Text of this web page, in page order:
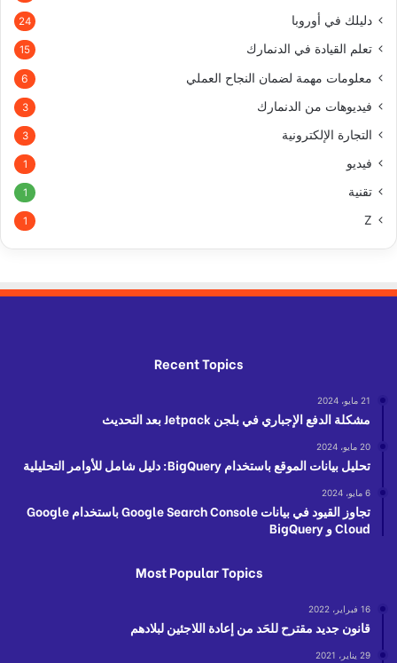
دليلك في أوروبا 24
تعلم القيادة في الدنمارك 15
معلومات مهمة لضمان النجاح العملي 6
فيديوهات من الدنمارك 3
التجارة الإلكترونية 3
فيديو 1
تقنية 1
Z
1
Recent Topics
21 مايو، 2024
مشكلة الدفع الإجباري في بلجن Jetpack بعد التحديث
20 مايو، 2024
تحليل بيانات الموقع باستخدام BigQuery: دليل شامل للأوامر التحليلية
6 مايو، 2024
تجاوز القيود في بيانات Google Search Console باستخدام Google
Cloud و BigQuery
Most Popular Topics
16 فبراير، 2022
قانون جديد مقترح للحَد من إعادة اللاجئين لبلادهم
29 يناير، 2021